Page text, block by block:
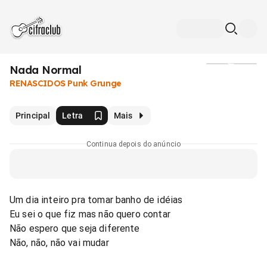
Nada Normal
RENASCIDOS Punk Grunge
Principal Letra Mais
Continua depois do anúncio
Um dia inteiro pra tomar banho de idéias
Eu sei o que fiz mas não quero contar
Não espero que seja diferente
Não, não, não vai mudar